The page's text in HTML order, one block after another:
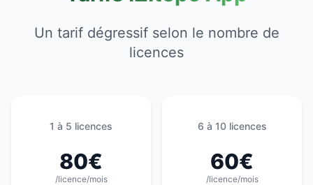
Un tarif dégressif selon le nombre de
licences
1 à 5 licences
80€
/licence/mois
6 à 10 licences
60€
/licence/mois